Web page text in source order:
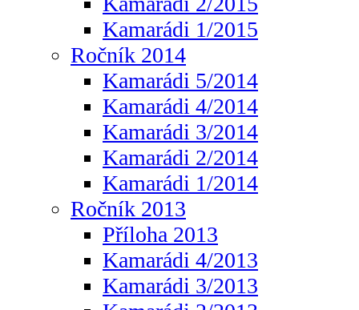
Kamarádi 1/2015
Ročník 2014
Kamarádi 5/2014
Kamarádi 4/2014
Kamarádi 3/2014
Kamarádi 2/2014
Kamarádi 1/2014
Ročník 2013
Příloha 2013
Kamarádi 4/2013
Kamarádi 3/2013